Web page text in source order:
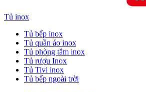
Tủ inox
Tủ bếp inox
Tủ quần áo inox
Tủ phòng tắm inox
Tủ rượu Inox
Tủ Tivi inox
Tủ bếp ngoài trời